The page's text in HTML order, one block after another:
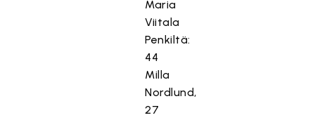
Maria
Viitala
Penkiltä:
44
Milla
Nordlund,
27